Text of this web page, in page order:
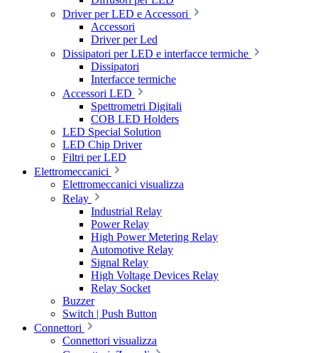
Driver per LED e Accessori
Accessori
Driver per Led
Dissipatori per LED e interfacce termiche
Dissipatori
Interfacce termiche
Accessori LED
Spettrometri Digitali
COB LED Holders
LED Special Solution
LED Chip Driver
Filtri per LED
Elettromeccanici
Elettromeccanici visualizza
Relay
Industrial Relay
Power Relay
High Power Metering Relay
Automotive Relay
Signal Relay
High Voltage Devices Relay
Relay Socket
Buzzer
Switch | Push Button
Connettori
Connettori visualizza